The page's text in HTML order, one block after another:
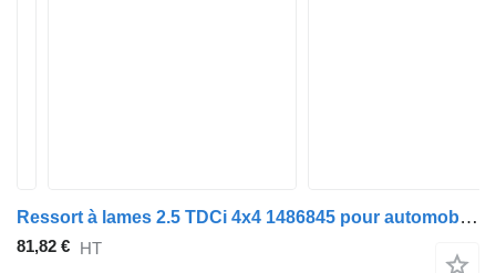
Ressort à lames 2.5 TDCi 4x4 1486845 pour automobile Ford RANGER (ET)
81,82 € HT